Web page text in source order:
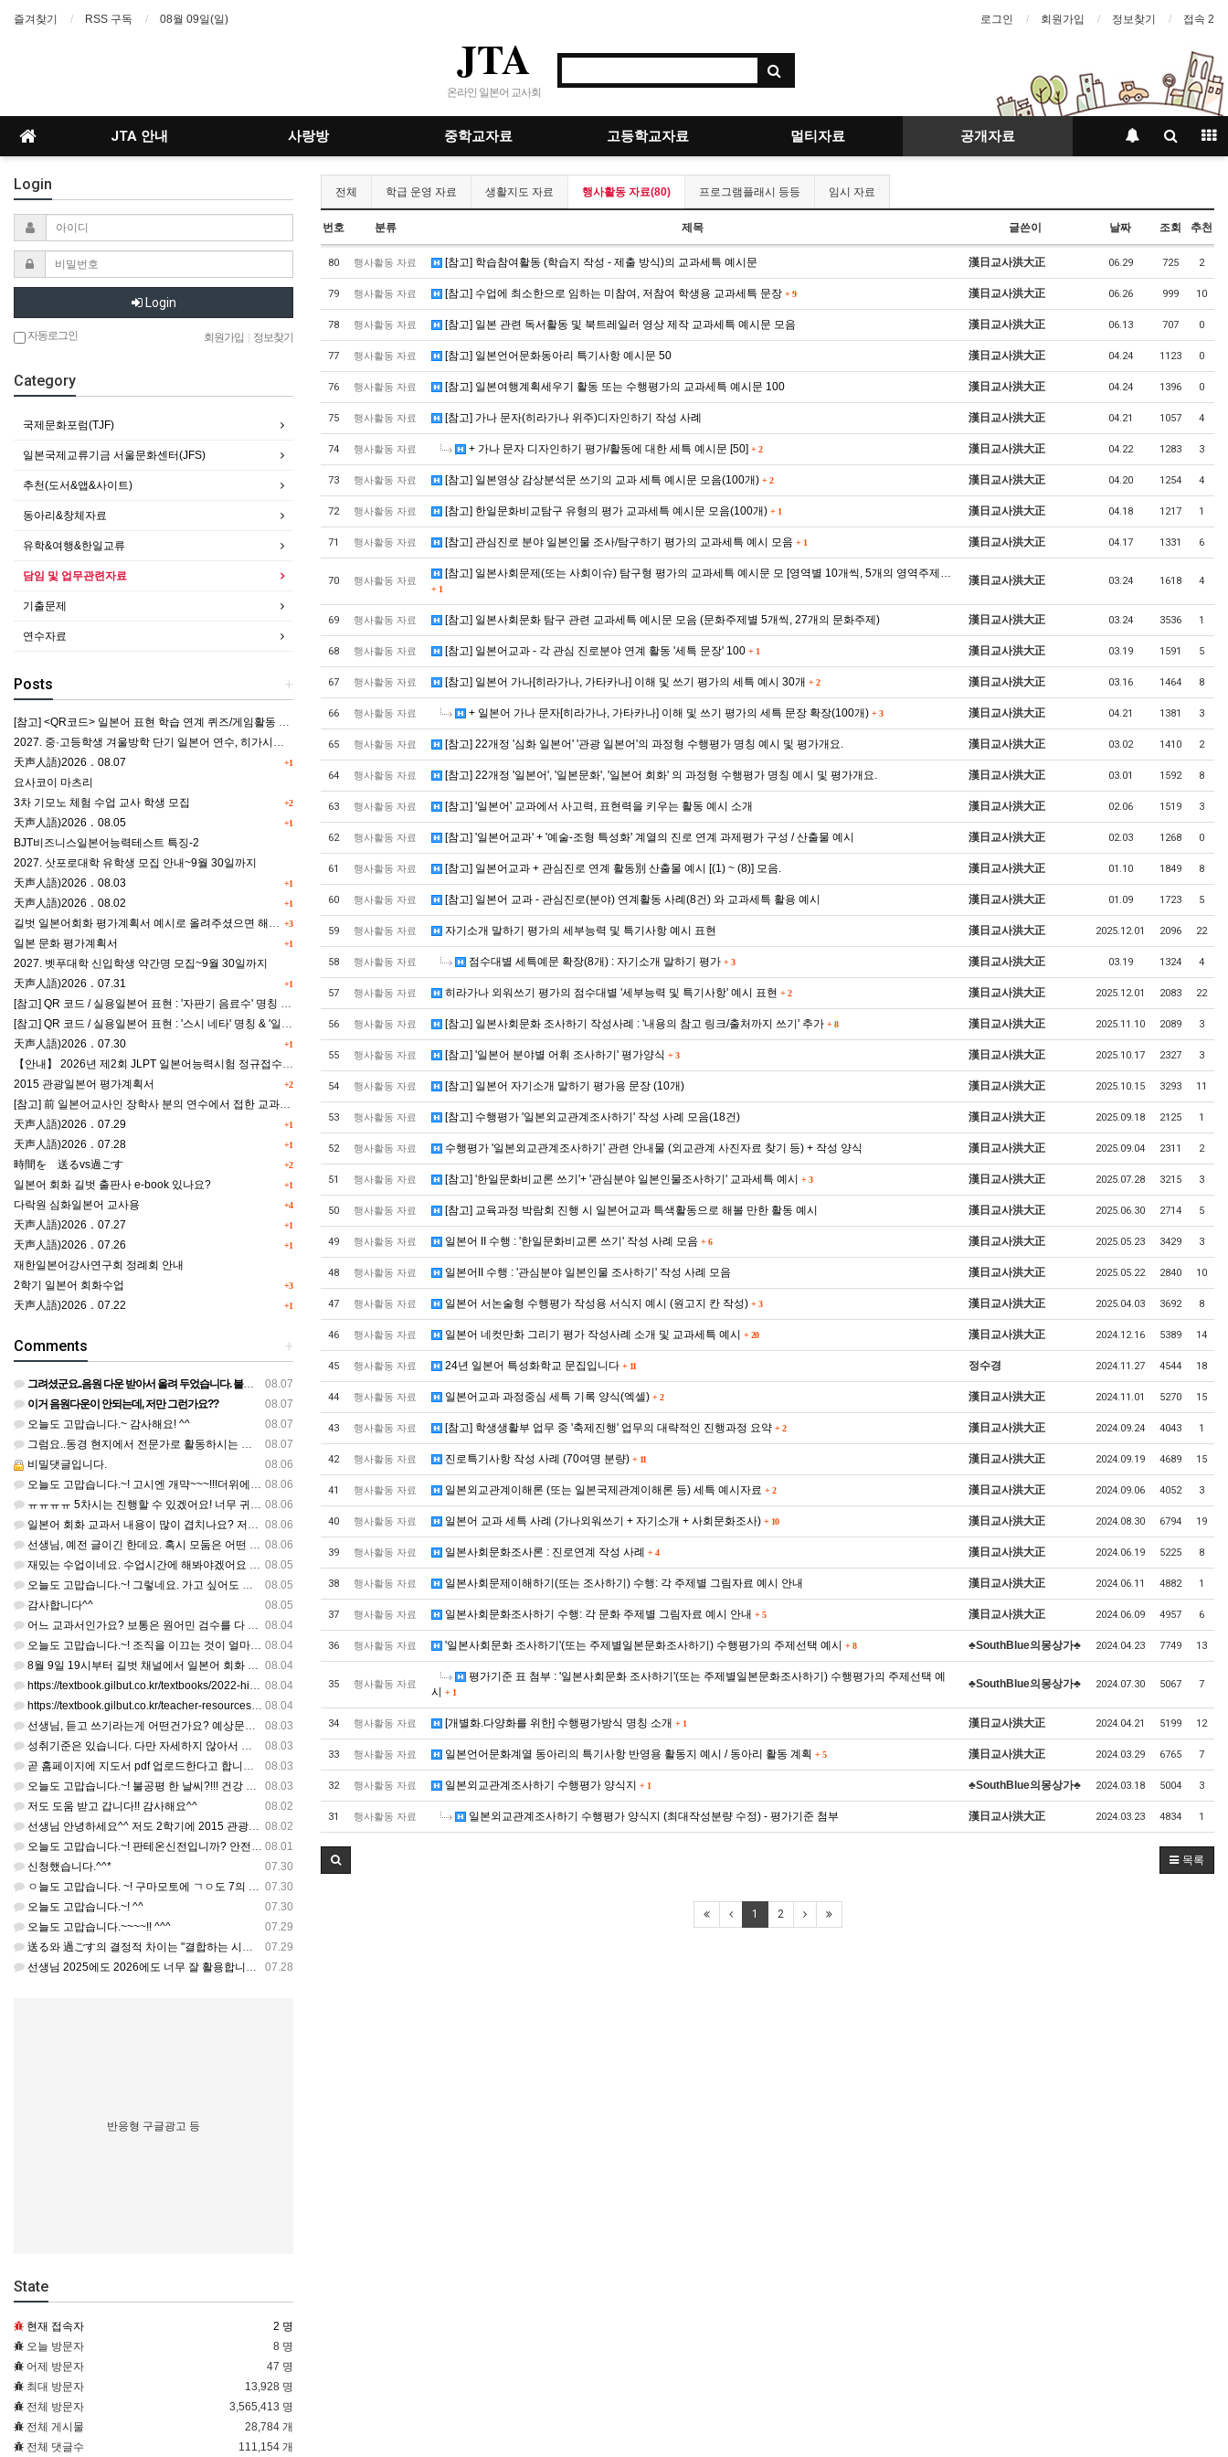
즐겨찾기 RSS 구독 08월 09일(일) 로그인 회원가입 정보찾기 접속 2
JTA
온라인 일본어 교사회
JTA 안내 사랑방 중학교자료 고등학교자료 멀티자료 공개자료
전체 학급 운영 자료 생활지도 자료 행사활동 자료(80) 프로그램플래시 등등 임시 자료
번호 분류 제목 글쓴이 날짜 조회 추천
80 행사활동 자료 [참고] 학습참여활동 (학습지 작성 - 제출 방식)의 교과세특 예시문 漢日교사洪大正 06.29 725 2
79 행사활동 자료 [참고] 수업에 최소한으로 임하는 미참여, 저참여 학생용 교과세특 문장 + 9 漢日교사洪大正 06.26 999 10
78 행사활동 자료 [참고] 일본 관련 독서활동 및 북트레일러 영상 제작 교과세특 예시문 모음 漢日교사洪大正 06.13 707 0
77 행사활동 자료 [참고] 일본언어문화동아리 특기사항 예시문 50 漢日교사洪大正 04.24 1123 0
76 행사활동 자료 [참고] 일본여행계획세우기 활동 또는 수행평가의 교과세특 예시문 100 漢日교사洪大正 04.24 1396 0
75 행사활동 자료 [참고] 가나 문자(히라가나 위주)디자인하기 작성 사례 漢日교사洪大正 04.21 1057 4
74 행사활동 자료 + 가나 문자 디자인하기 평가/활동에 대한 세특 예시문 [50] + 2 漢日교사洪大正 04.22 1283 3
73 행사활동 자료 [참고] 일본영상 감상분석문 쓰기의 교과 세특 예시문 모음(100개) + 2 漢日교사洪大正 04.20 1254 4
72 행사활동 자료 [참고] 한일문화비교탐구 유형의 평가 교과세특 예시문 모음(100개) + 1 漢日교사洪大正 04.18 1217 1
71 행사활동 자료 [참고] 관심진로 분야 일본인물 조사/탐구하기 평가의 교과세특 예시 모음 + 1 漢日교사洪大正 04.17 1331 6
70 행사활동 자료
[참고] 일본사회문제(또는 사회이슈) 탐구형 평가의 교과세특 예시문 모 [영역별 10개씩, 5개의 영역주제…
+ 1
漢日교사洪大正 03.24 1618 4
69 행사활동 자료 [참고] 일본사회문화 탐구 관련 교과세특 예시문 모음 (문화주제별 5개씩, 27개의 문화주제) 漢日교사洪大正 03.24 3536 1
68 행사활동 자료 [참고] 일본어교과 - 각 관심 진로분야 연계 활동 '세특 문장' 100 + 1 漢日교사洪大正 03.19 1591 5
67 행사활동 자료 [참고] 일본어 가나[히라가나, 가타카나] 이해 및 쓰기 평가의 세특 예시 30개 + 2 漢日교사洪大正 03.16 1464 8
66 행사활동 자료 + 일본어 가나 문자[히라가나, 가타카나] 이해 및 쓰기 평가의 세특 문장 확장(100개) + 3 漢日교사洪大正 04.21 1381 3
65 행사활동 자료 [참고] 22개정 '심화 일본어' '관광 일본어'의 과정형 수행평가 명칭 예시 및 평가개요. 漢日교사洪大正 03.02 1410 2
64 행사활동 자료 [참고] 22개정 '일본어', '일본문화', '일본어 회화' 의 과정형 수행평가 명칭 예시 및 평가개요. 漢日교사洪大正 03.01 1592 8
63 행사활동 자료 [참고] '일본어' 교과에서 사고력, 표현력을 키우는 활동 예시 소개 漢日교사洪大正 02.06 1519 3
62 행사활동 자료 [참고] '일본어교과' + '예술-조형 특성화' 계열의 진로 연계 과제평가 구성 / 산출물 예시 漢日교사洪大正 02.03 1268 0
61 행사활동 자료 [참고] 일본어교과 + 관심진로 연계 활동別 산출물 예시 [(1) ~ (8)] 모음. 漢日교사洪大正 01.10 1849 8
60 행사활동 자료 [참고] 일본어 교과 - 관심진로(분야) 연계활동 사례(8건) 와 교과세특 활용 예시 漢日교사洪大正 01.09 1723 5
59 행사활동 자료 자기소개 말하기 평가의 세부능력 및 특기사항 예시 표현 漢日교사洪大正 2025.12.01 2096 22
58 행사활동 자료 점수대별 세특예문 확장(8개) : 자기소개 말하기 평가 + 3 漢日교사洪大正 03.19 1324 4
57 행사활동 자료 히라가나 외워쓰기 평가의 점수대별 '세부능력 및 특기사항' 예시 표현 + 2 漢日교사洪大正 2025.12.01 2083 22
56 행사활동 자료 [참고] 일본사회문화 조사하기 작성사례 : '내용의 참고 링크/출처까지 쓰기' 추가 + 8 漢日교사洪大正 2025.11.10 2089 3
55 행사활동 자료 [참고] '일본어 분야별 어휘 조사하기' 평가양식 + 3 漢日교사洪大正 2025.10.17 2327 3
54 행사활동 자료 [참고] 일본어 자기소개 말하기 평가용 문장 (10개) 漢日교사洪大正 2025.10.15 3293 11
53 행사활동 자료 [참고] 수행평가 '일본외교관계조사하기' 작성 사례 모음(18건) 漢日교사洪大正 2025.09.18 2125 1
52 행사활동 자료 수행평가 '일본외교관계조사하기' 관련 안내물 (외교관계 사진자료 찾기 등) + 작성 양식 漢日교사洪大正 2025.09.04 2311 2
51 행사활동 자료 [참고] '한일문화비교론 쓰기'+ '관심분야 일본인물조사하기' 교과세특 예시 + 3 漢日교사洪大正 2025.07.28 3215 3
50 행사활동 자료 [참고] 교육과정 박람회 진행 시 일본어교과 특색활동으로 해볼 만한 활동 예시 漢日교사洪大正 2025.06.30 2714 5
49 행사활동 자료 일본어 II 수행 : '한일문화비교론 쓰기' 작성 사례 모음 + 6 漢日교사洪大正 2025.05.23 3429 3
48 행사활동 자료 일본어II 수행 : '관심분야 일본인물 조사하기' 작성 사례 모음 漢日교사洪大正 2025.05.22 2840 10
47 행사활동 자료 일본어 서논술형 수행평가 작성용 서식지 예시 (원고지 칸 작성) + 3 漢日교사洪大正 2025.04.03 3692 8
46 행사활동 자료 일본어 네컷만화 그리기 평가 작성사례 소개 및 교과세특 예시 + 20 漢日교사洪大正 2024.12.16 5389 14
45 행사활동 자료 24년 일본어 특성화학교 문집입니다 + 11 정수경 2024.11.27 4544 18
44 행사활동 자료 일본어교과 과정중심 세특 기록 양식(엑셀) + 2 漢日교사洪大正 2024.11.01 5270 15
43 행사활동 자료 [참고] 학생생활부 업무 중 '축제진행' 업무의 대략적인 진행과정 요약 + 2 漢日교사洪大正 2024.09.24 4043 1
42 행사활동 자료 진로특기사항 작성 사례 (70여명 분량) + 11 漢日교사洪大正 2024.09.19 4689 15
41 행사활동 자료 일본외교관계이해론 (또는 일본국제관계이해론 등) 세특 예시자료 + 2 漢日교사洪大正 2024.09.06 4052 3
40 행사활동 자료 일본어 교과 세특 사례 (가나외워쓰기 + 자기소개 + 사회문화조사) + 10 漢日교사洪大正 2024.08.30 6794 19
39 행사활동 자료 일본사회문화조사론 : 진로연계 작성 사례 + 4 漢日교사洪大正 2024.06.19 5225 8
38 행사활동 자료 일본사회문제이해하기(또는 조사하기) 수행: 각 주제별 그림자료 예시 안내 漢日교사洪大正 2024.06.11 4882 1
37 행사활동 자료 일본사회문화조사하기 수행: 각 문화 주제별 그림자료 예시 안내 + 5 漢日교사洪大正 2024.06.09 4957 6
36 행사활동 자료 '일본사회문화 조사하기'(또는 주제별일본문화조사하기) 수행평가의 주제선택 예시 + 8 ♣SouthBlue의몽상가♣ 2024.04.23 7749 13
35 행사활동 자료
평가기준 표 첨부 : '일본사회문화 조사하기'(또는 주제별일본문화조사하기) 수행평가의 주제선택 예
시
+ 1
♣SouthBlue의몽상가♣ 2024.07.30 5067 7
34 행사활동 자료 [개별화.다양화를 위한] 수행평가방식 명칭 소개 + 1 漢日교사洪大正 2024.04.21 5199 12
33 행사활동 자료 일본언어문화계열 동아리의 특기사항 반영용 활동지 예시 / 동아리 활동 계획 + 5 漢日교사洪大正 2024.03.29 6765 7
32 행사활동 자료 일본외교관계조사하기 수행평가 양식지 + 1 ♣SouthBlue의몽상가♣ 2024.03.18 5004 3
31 행사활동 자료 일본외교관계조사하기 수행평가 양식지 (최대작성분량 수정) - 평가기준 첨부 漢日교사洪大正 2024.03.23 4834 1
목록
1 2
Login
Login
자동로그인 회원가입 정보찾기
Category
국제문화포럼(TJF)
일본국제교류기금 서울문화센터(JFS)
추천(도서&앱&사이트)
동아리&창체자료
유학&여행&한일교류
담임 및 업무관련자료
기출문제
연수자료
+
Posts
[참고] <QR코드> 일본어 표현 학습 연계 퀴즈/게임활동 5종
2027. 중·고등학생 겨울방학 단기 일본어 연수, 히가시카와 공립 일본어학교 프로그램 사전안내
+1
天声人語)2026．08.07
요사코이 마츠리
+2
3차 기모노 체험 수업 교사 학생 모집
+1
天声人語)2026．08.05
BJT비즈니스일본어능력테스트 특징-2
2027. 삿포로대학 유학생 모집 안내~9월 30일까지
+1
天声人語)2026．08.03
+1
天声人語)2026．08.02
+3
길벗 일본어회화 평가계획서 예시로 올려주셨으면 해요^^
+1
일본 문화 평가계획서
2027. 벳푸대학 신입학생 약간명 모집~9월 30일까지
+1
天声人語)2026．07.31
[참고] QR 코드 / 실용일본어 표현 : '자판기 음료수' 명칭 & '드럭스토어 약품명' 알아맞히기
[참고] QR 코드 / 실용일본어 표현 : '스시 네타' 명칭 & '일본편의점 상품명' 학습 게임
+1
天声人語)2026．07.30
【안내】 2026년 제2회 JLPT 일본어능력시험 정규접수 일정
+2
2015 관광일본어 평가계획서
[참고] 前 일본어교사인 장학사 분의 연수에서 접한 교과세특작성(매력있는 세특) Tip
+1
天声人語)2026．07.29
+1
天声人語)2026．07.28
+2
時間を 送るvs過ごす
+1
일본어 회화 길벗 출판사 e-book 있나요?
+4
다락원 심화일본어 교사용
+1
天声人語)2026．07.27
+1
天声人語)2026．07.26
재한일본어강사연구회 정례회 안내
+3
2학기 일본어 회화수업
+1
天声人語)2026．07.22
+
Comments
08.07
그려셨군요..음원 다운 받아서 올려 두었습니다. 불편하셨네요..죄송합니다..
08.07
이거 음원다운이 안되는데, 저만 그런가요??
08.07
오늘도 고맙습니다.~ 감사해요! ^^
08.07
그럼요..동경 현지에서 전문가로 활동하시는 기모노 강사 이십니다.
08.06
비밀댓글입니다.
08.06
오늘도 고맙습니다.~! 고시엔 개먁~~~!!!더위에 어떨라나요...감사합니다. ^^
08.06
ㅠㅠㅠㅠ 5차시는 진행할 수 있겠어요! 너무 귀한 자료 정말 감사합니다!!!
08.06
일본어 회화 교과서 내용이 많이 겹치나요? 저는 1,2학기 출판사가 달라서인지, 회화 단어와 분량이 더 많다…
08.06
선생님, 예전 글이긴 한데요. 혹시 모둠은 어떤 식으로 구성하셨을까요? 진단평가를 보시고 모둠장(도우미학생)…
08.05
재밌는 수업이네요. 수업시간에 해봐야겠어요 감사합니다
08.05
오늘도 고맙습니다.~! 그렇네요. 가고 싶어도 다른 사람에게 민폐는 안되는 것... 감사해요. ^^
08.05
감사합니다^^
08.04
어느 교과서인가요? 보통은 원어민 검수를 다 할 것 같은데...
08.04
오늘도 고맙습니다.~! 조직을 이끄는 것이 얼마나 어려운 일일까요? 우선 봉사하는 마음이 필요!!! 감사해요…
08.04
8월 9일 19시부터 길벗 채널에서 일본어 회화 관련 연수를 저작 직강으로 한다고 합니다. 많이 도움이 되실…
08.04
https://textbook.gilbut.co.kr/textbooks/2022-high-school-jap…
08.04
https://textbook.gilbut.co.kr/teacher-resources/2022-high-sc…
08.03
선생님, 듣고 쓰기라는게 어떤건가요? 예상문장 20~30개 중 몇개를 틀어주고 들리는대로 쓰는 건가요? 자세…
08.03
성취기준은 있습니다. 다만 자세하지 않아서 교과서 내용에 맞게 좀 더 구체적으로 재구조화를 하신 선생님이 계…
08.03
곧 홈페이지에 지도서 pdf 업로드한다고 합니다. 이번 주나 다음 주에 e-book 기반 전자저작물도 업로드…
08.03
오늘도 고맙습니다.~! 불공평 한 날씨?!!! 건강 최고 입니다. ^^
08.02
저도 도움 받고 갑니다!! 감사해요^^
08.02
선생님 안녕하세요^^ 저도 2학기에 2015 관광일본어를 평가계획을 세우려고 하는데. ..아무리 찾아도 없어…
08.01
오늘도 고맙습니다.~! 판테온신전입니까? 안전 제일!! ㅎㅎ 감사해요. ^^
07.30
신청했습니다.^^*
07.30
ㅇ늘도 고맙습니다. ~! 구마모토에 ㄱㅇ도 7의 지진,,,무사, 안전을 기도 합니다. 감사해요...
07.30
오늘도 고맙습니다.~! ^^
07.29
오늘도 고맙습니다.~~~~!! ^^^
07.29
送る와 過ごす의 결정적 차이는 "결합하는 시간 단위"와 "묘사 대상"입니다. 過ごす 하루, 오후, 주말, 휴…
07.28
선생님 2025에도 2026에도 너무 잘 활용합니다.. 감사해요!!!
반응형 구글광고 등
State
현재 접속자
2 명
오늘 방문자
8 명
어제 방문자
47 명
최대 방문자
13,928 명
전체 방문자
3,565,413 명
전체 게시물
28,784 개
전체 댓글수
111,154 개